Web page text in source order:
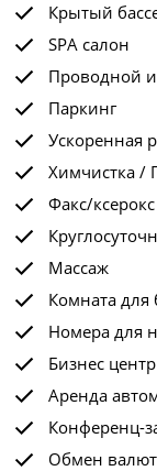
Крытый
SPA салон
Проводной
Паркинг
Ускоренная
Химчистка /
Факс/ксерокс
Массаж
Комната для
Номера для
Бизнес центр
Аренда
Конференц-
Обмен